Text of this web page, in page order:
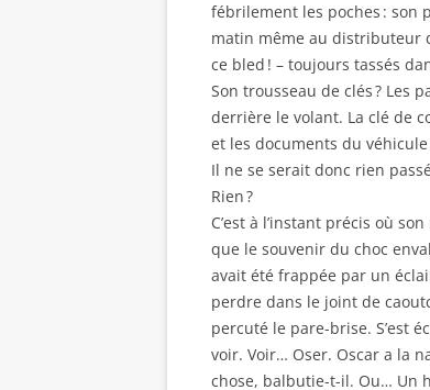
fébrilement les poches : son
matin même au distributeur
ce bled ! – toujours tassés
Son trousseau de clés ? Les
derrière le volant. La clé de
et les documents du
Il ne se serait donc rien
Rien ?
C’est à l’instant précis où
que le souvenir du choc
avait été frappée par un
perdre dans le joint de
percuté le pare-brise. S’est
voir. Voir… Oser. Oscar a la
chose, balbutie-t-il. Ou… Un